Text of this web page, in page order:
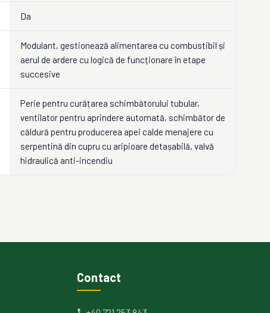
Da
Modulant, gestionează alimentarea cu combustibil și
aerul de ardere cu logică de funcționare în etape
succesive
Perie pentru curățarea schimbătorului tubular,
ventilator pentru aprindere automată, schimbător de
căldură pentru producerea apei calde menajere cu
serpentină din cupru cu aripioare detașabilă, valvă
hidraulică anti-incendiu
Contact